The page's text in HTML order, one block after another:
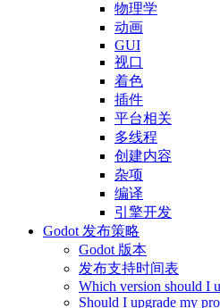
物理学
动画
GUI
视口
着色
插件
平台相关
多线程
创建内容
杂项
编译
引擎开发
Godot 发布策略
Godot 版本
发布支持时间表
Which version should I
Should I upgrade my